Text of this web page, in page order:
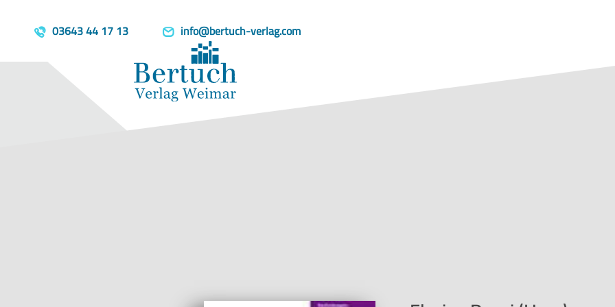
03643 44 17 13 info@bertuch-verlag.com
template=book, parent=/produkte/, include=hidden, book_persons.person.id=16712